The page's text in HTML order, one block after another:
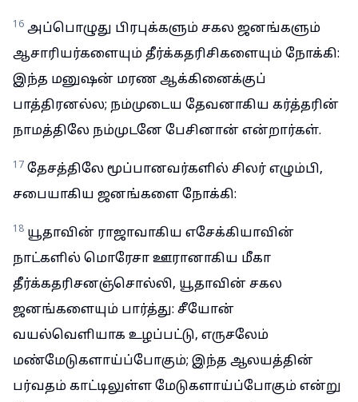
16 அப்பொழுது பிரபுக்களும் சகல ஜனங்களும்
ஆசாரியர்களையும் தீர்க்கதரிசிகளையும் நோக்கி:
இந்த மனுஷன் மரண ஆக்கினைக்குப்
பாத்திரனல்ல; நம்முடைய தேவனாகிய கர்த்தரின்
நாமத்திலே நம்முடனே பேசினான் என்றார்கள்.
17 தேசத்திலே மூப்பானவர்களில் சிலர் எழும்பி,
சபையாகிய ஜனங்களை நோக்கி:
18 யூதாவின் ராஜாவாகிய எசேக்கியாவின்
நாட்களில் மொரேசா ஊரானாகிய மீகா
தீர்க்கதரிசனஞ்சொல்லி, யூதாவின் சகல
ஜனங்களையும் பார்த்து: சீயோன்
வயல்வெளியாக உழப்பட்டு, எருசலேம்
மண்மேடுகளாய்ப்போகும்; இந்த ஆலயத்தின்
பர்வதம் காட்டிலுள்ள மேடுகளாய்ப்போகும் என்று